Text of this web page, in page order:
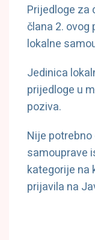
Prijedloge za
člana 2.
lokalne
Jedinica
prijedloge u
poziva.
Nije
samouprave
kategorije na
prijavila na